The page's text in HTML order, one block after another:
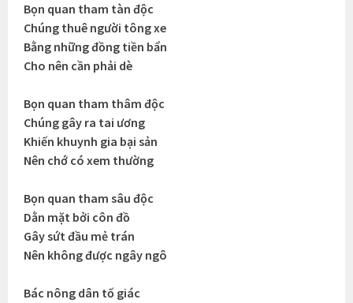
Bọn quan tham tàn độc
Chúng thuê người tông xe
Bằng những đồng tiền bẩn
Cho nên cần phải dè
Bọn quan tham thâm độc
Chúng gây ra tai ương
Khiến khuynh gia bại sản
Nên chớ có xem thường
Bọn quan tham sâu độc
Dằn mặt bởi côn đồ
Gây sứt đầu mẻ trán
Nên không được ngây ngô
Bác nông dân tố giác